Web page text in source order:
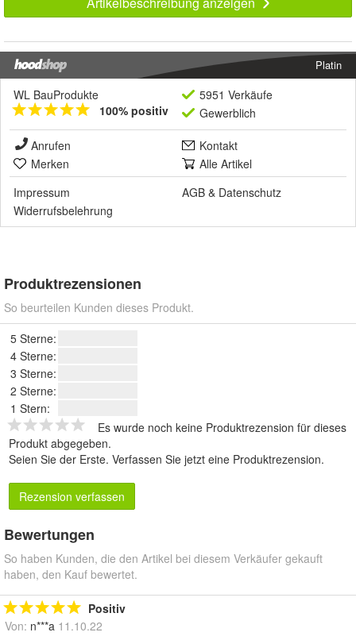
Platin
WL BauProdukte
100% positiv
5951 Verkäufe
Gewerblich
Anrufen
Kontakt
Merken
Alle Artikel
Impressum
AGB & Datenschutz
Widerrufsbelehrung
Produktrezensionen
So beurteilen Kunden dieses Produkt.
5 Sterne:
4 Sterne:
3 Sterne:
2 Sterne:
1 Stern:
Es wurde noch keine Produktrezension für dieses
Produkt abgegeben.
Seien Sie der Erste. Verfassen Sie jetzt eine Produktrezension.
Rezension verfassen
Bewertungen
So haben Kunden, die den Artikel bei diesem Verkäufer gekauft
haben, den Kauf bewertet.
Positiv
Von: n***a 11.10.22